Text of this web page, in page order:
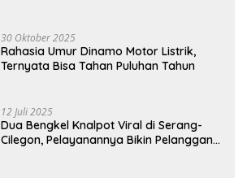
30 Oktober 2025
Rahasia Umur Dinamo Motor Listrik,
Ternyata Bisa Tahan Puluhan Tahun
12 Juli 2025
Dua Bengkel Knalpot Viral di Serang-
Cilegon, Pelayanannya Bikin Pelanggan